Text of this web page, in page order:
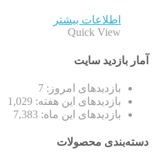
اطلاعات بیشتر
Quick View
آمار بازدید سایت
بازدیدهای امروز: 7
بازدیدهای این هفته: 1,029
بازدیدهای این ماه: 7,383
دسته‌بندی محصولات